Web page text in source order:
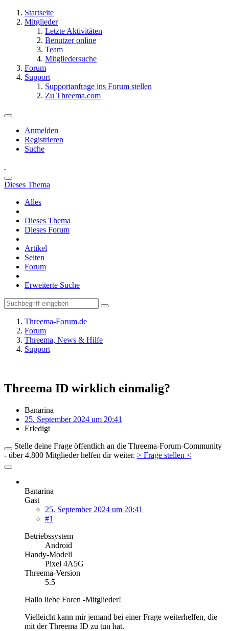
Startseite
Mitglieder
Letzte Aktivitäten
Benutzer online
Team
Mitgliedersuche
Forum
Support
Supportanfrage ins Forum stellen
Zu Threema.com
Anmelden
Registrieren
Suche
Dieses Thema
Alles
Dieses Thema
Dieses Forum
Artikel
Seiten
Forum
Erweiterte Suche
Threema-Forum.de
Forum
Threema, News & Hilfe
Support
Threema ID wirklich einmalig?
Banarina
25. September 2024 um 20:41
Erledigt
Stelle deine Frage öffentlich an die Threema-Forum-Community
- über 4.800 Mitglieder helfen dir weiter. > Frage stellen <
Banarina
Gast
25. September 2024 um 20:41
#1
Betriebssystem
Android
Handy-Modell
Pixel 4A5G
Threema-Version
5.5
Hallo liebe Foren -Mitglieder!
Vielleicht kann mir jemand bei einer Frage weiterhelfen, die
mit der Threema ID zu tun hat.